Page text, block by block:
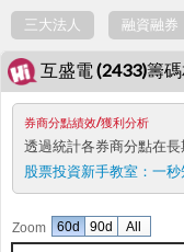
三大法人 融資融券
互盛電 (2433)籌
券商分點績效/獲利分析
透過統計各券商分點在
股票投資新手教室： 一秒
Zoom 60d 90d All